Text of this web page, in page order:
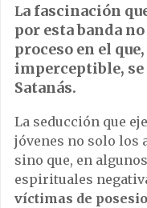
La fascinación
por esta banda
proceso en el
imperceptible, se
Satanás.
La seducción que
jóvenes no solo los
sino que, en
espirituales
víctimas de